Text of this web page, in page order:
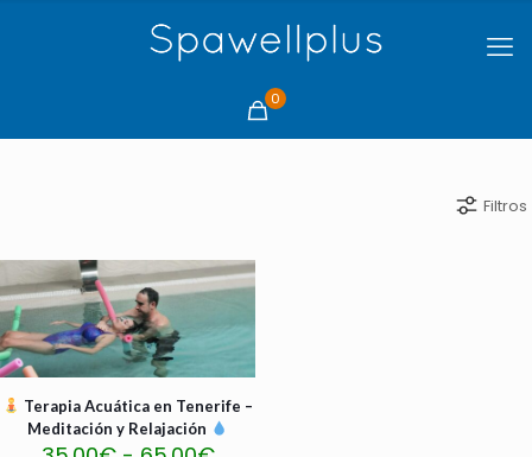
0
Filtros
Terapia Acuática en Tenerife –
Meditación y Relajación